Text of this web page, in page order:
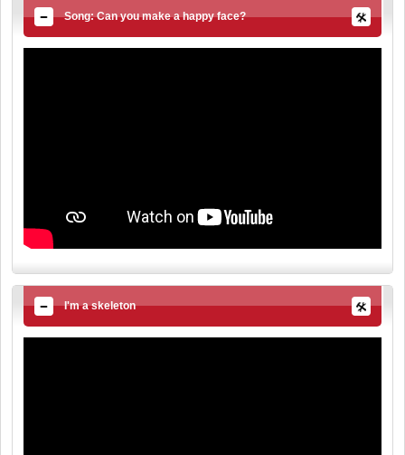
Song: Can you make a happy face?
I'm a skeleton